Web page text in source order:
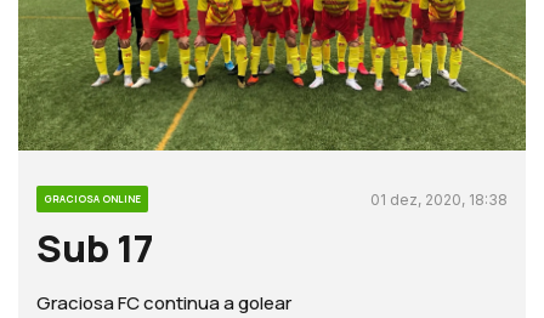
GRACIOSA ONLINE 01 dez, 2020, 18:38
Sub 17
Graciosa FC continua a golear